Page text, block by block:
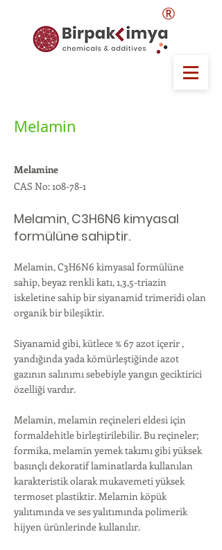
®
Melamin
Melamine
CAS No: 108-78-1
Melamin, C3H6N6 kimyasal
formülüne sahiptir.
Melamin, C3H6N6 kimyasal formülüne
sahip, beyaz renkli katı, 1,3,5-triazin
iskeletine sahip bir siyanamid trimeridi olan
organik bir bileşiktir.
Siyanamid gibi, kütlece % 67 azot içerir ,
yandığında yada kömürleştiğinde azot
gazının salınımı sebebiyle yangın geciktirici
özelliği vardır.
Melamin, melamin reçineleri eldesi için
formaldehitle birleştirilebilir. Bu reçineler;
formika, melamin yemek takımı gibi yüksek
basınçlı dekoratif laminatlarda kullanılan
karakteristik olarak mukavemeti yüksek
termoset plastiktir. Melamin köpük
yalıtımında ve ses yalıtımında polimerik
hijyen ürünlerinde kullanılır.